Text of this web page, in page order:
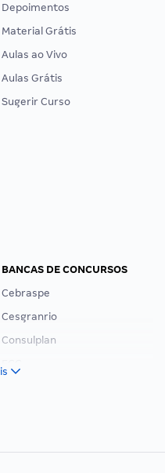
Depoimentos
Material Grátis
Aulas ao Vivo
Aulas Grátis
Sugerir Curso
BANCAS DE CONCURSOS
Cebraspe
Cesgranrio
Consulplan